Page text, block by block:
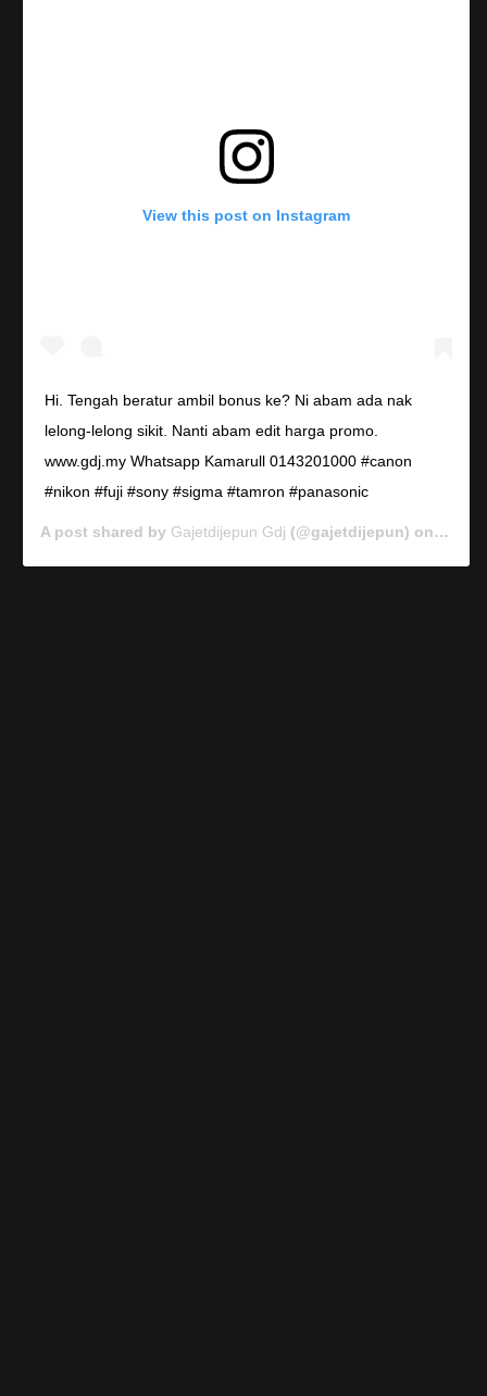
View this post on Instagram
Hi. Tengah beratur ambil bonus ke? Ni abam ada nak
lelong-lelong sikit. Nanti abam edit harga promo.
www.gdj.my Whatsapp Kamarull 0143201000 #canon
#nikon #fuji #sony #sigma #tamron #panasonic
A post shared by Gajetdijepun Gdj (@gajetdijepun) on Jan 7,